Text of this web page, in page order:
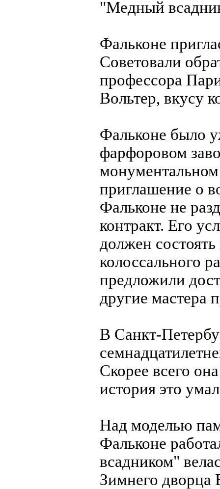
"Медный
Фальконе
Советовали
профессора
Вольтер, вкусу
Фальконе было
фарфоровом
монументальном
приглашение о
Фальконе не
контракт. Его
должен
колоссального
предложили
другие мастера
В Санкт-
Скорее всего
история это
Над моделью
Фальконе
всадником"
Зимнего дворца